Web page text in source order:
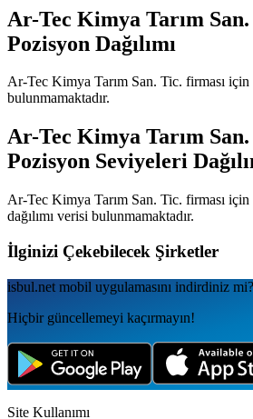
Ar-Tec Kimya Tarım
Pozisyon Dağılımı
Ar-Tec Kimya Tarım San. Tic. firması için
bulunmamaktadır.
Ar-Tec Kimya Tarım
Pozisyon Seviyeleri
Ar-Tec Kimya Tarım San. Tic. firması
dağılımı verisi bulunmamaktadır.
İlginizi Çekebilecek Şirketler
isbul.net mobil uygulamаsını indirdiniz mi?
Hiçbir güncellemeyi kaçırmayın!
Site Kullanımı